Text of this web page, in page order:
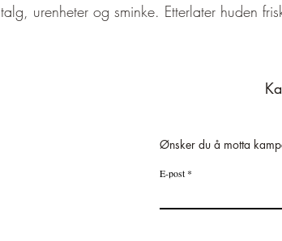
talg, urenheter og sminke. Etterlater huden
Ønsker du å motta
E-post